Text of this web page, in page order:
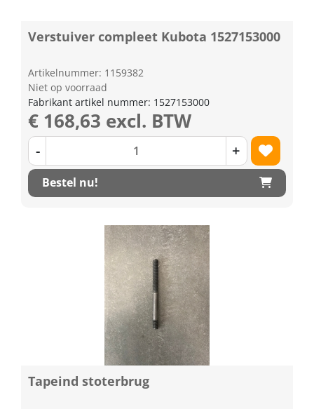
Verstuiver compleet Kubota 1527153000
Artikelnummer: 1159382
Niet op voorraad
Fabrikant artikel nummer: 1527153000
€ 168,63 excl. BTW
- +
Bestel nu!
Tapeind stoterbrug